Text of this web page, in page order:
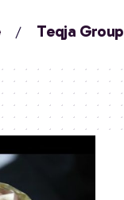
Teqja Group